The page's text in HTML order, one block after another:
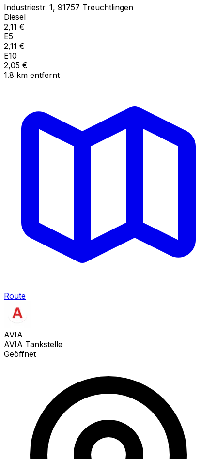
Industriestr. 1, 91757 Treuchtlingen
Diesel
2,11 €
E5
2,11 €
E10
2,05 €
1.8 km entfernt
Route
AVIA
AVIA Tankstelle
Geöffnet